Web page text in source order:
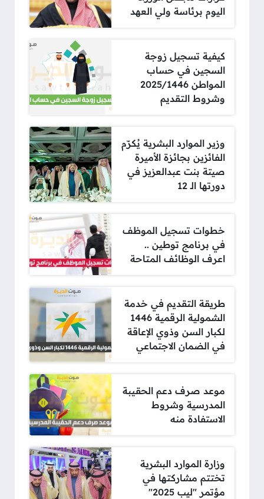
اليوم برئاسة ولي العهد
كيفية تسجيل زوجة
السجين في حساب
المواطن 2025/1446
وشروط التقديم
وزير الموارد البشرية يُكرّم
الفائزين بجائزة الأميرة
صيتة بنت عبدالعزيز في
دورتها الـ 12
خطوات تسجيل الموظف
في برنامج توطين ..
اعرف الوظائف المتاحة
طريقة التقديم في خدمة
الشمولية الرقمية 1446
لكبار السن وذوي الإعاقة
في الضمان الاجتماعي
موعد صرف دعم الحقيبة
المدرسية وشروط
الاستفادة منه
وزارة الموارد البشرية
تختتم مشاركتها في
مؤتمر "ليب 2025"